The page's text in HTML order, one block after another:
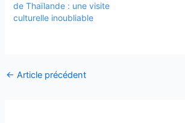
de Thaïlande : une visite
culturelle inoubliable
← Article précédent